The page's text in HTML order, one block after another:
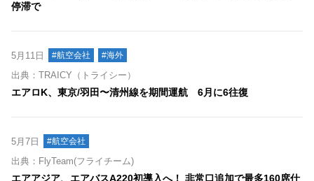
停滞で
5月11日 #航空会社 #海外
出典：TRAICY（トライシー）
エアロK、東京/羽田〜清州線を期間運航 6月に6往復
5月7日 #航空会社
出典：FlyTeam(フライチーム)
エアアジア、エアバスA220初導入へ！ 非常口追加で最多160席仕